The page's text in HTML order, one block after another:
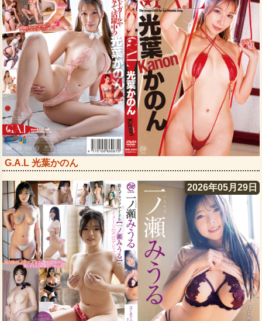
G.A.L 光葉かのん
2026年05月29日